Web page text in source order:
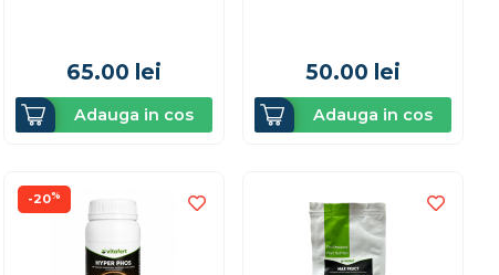
65.00 lei
Adauga in cos
50.00 lei
Adauga in cos
-20%